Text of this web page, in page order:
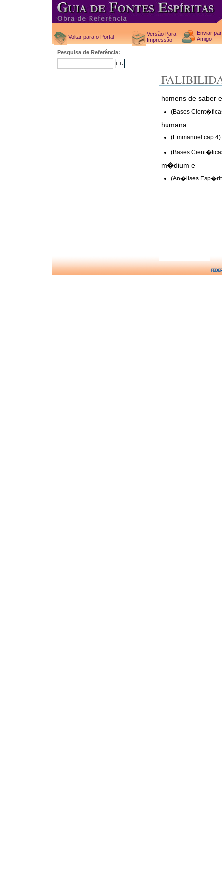
Voltar para o Portal
Versão Para
Impressão
Enviar
Amigo
Pesquisa de Referência:
homens de saber e
(Bases
humana
(Emmanuel cap.4)
(Bases
m�dium e
(An�lises